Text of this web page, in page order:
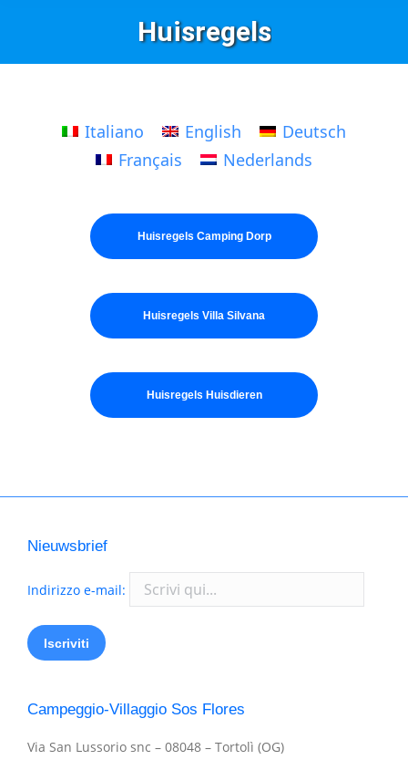
Huisregels
Italiano English
Deutsch
Français
Nederlands
Huisregels Camping Dorp
Huisregels Villa Silvana
Huisregels Huisdieren
Nieuwsbrief
Indirizzo e-mail:
Campeggio-Villaggio Sos Flores
Via San Lussorio snc – 08048 – Tortolì (OG)